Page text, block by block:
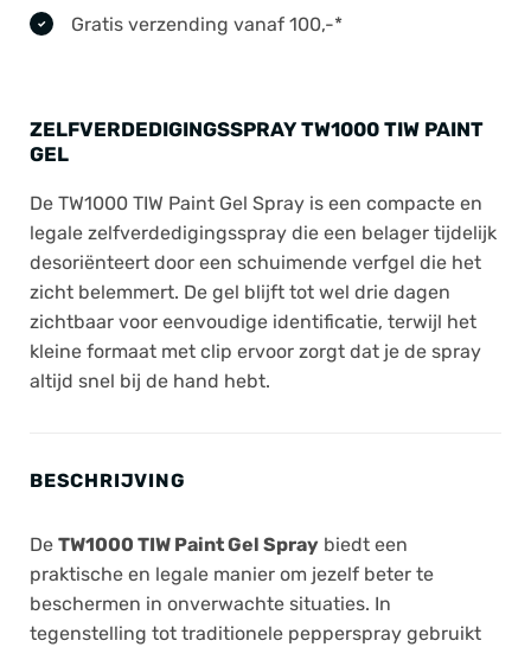
Gratis verzending vanaf 100,-*
ZELFVERDEDIGINGSSPRAY TW1000 TIW PAINT
GEL
De TW1000 TIW Paint Gel Spray is een compacte en
legale zelfverdedigingsspray die een belager tijdelijk
desoriënteert door een schuimende verfgel die het
zicht belemmert. De gel blijft tot wel drie dagen
zichtbaar voor eenvoudige identificatie, terwijl het
kleine formaat met clip ervoor zorgt dat je de spray
altijd snel bij de hand hebt.
BESCHRIJVING
De TW1000 TIW Paint Gel Spray biedt een
praktische en legale manier om jezelf beter te
beschermen in onverwachte situaties. In
tegenstelling tot traditionele pepperspray gebruikt